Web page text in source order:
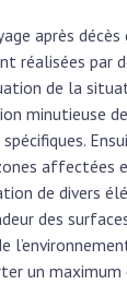
après
réalisées par
de la
minutieuse
affectées
de divers
des
un maximum